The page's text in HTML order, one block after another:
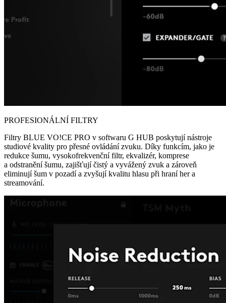
PROFESIONÁLNÍ FILTRY
Filtry BLUE VO!CE PRO v softwaru G HUB poskytují nástroje
studiové kvality pro přesné ovládání zvuku. Díky funkcím, jako je
redukce šumu, vysokofrekvenční filtr, ekvalizér, komprese
a odstranění šumu, zajišťují čistý a vyvážený zvuk a zároveň
eliminují šum v pozadí a zvyšují kvalitu hlasu při hraní her a
streamování.